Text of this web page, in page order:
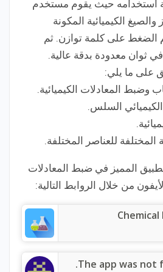
استخدامه حيث يقوم مستخدم
والصيغ الكيميائية المكونة
الضغط على كلمة توازن. ثم
ثوان معدودة بدقة عالية.
على ما يلي:
وضبط المعادلات الكيميائية.
السلس.
المختلفة للعناصر المختلفة.
المميز في ضبط المعادلات
من خلال الروابط التالية:
The app was not